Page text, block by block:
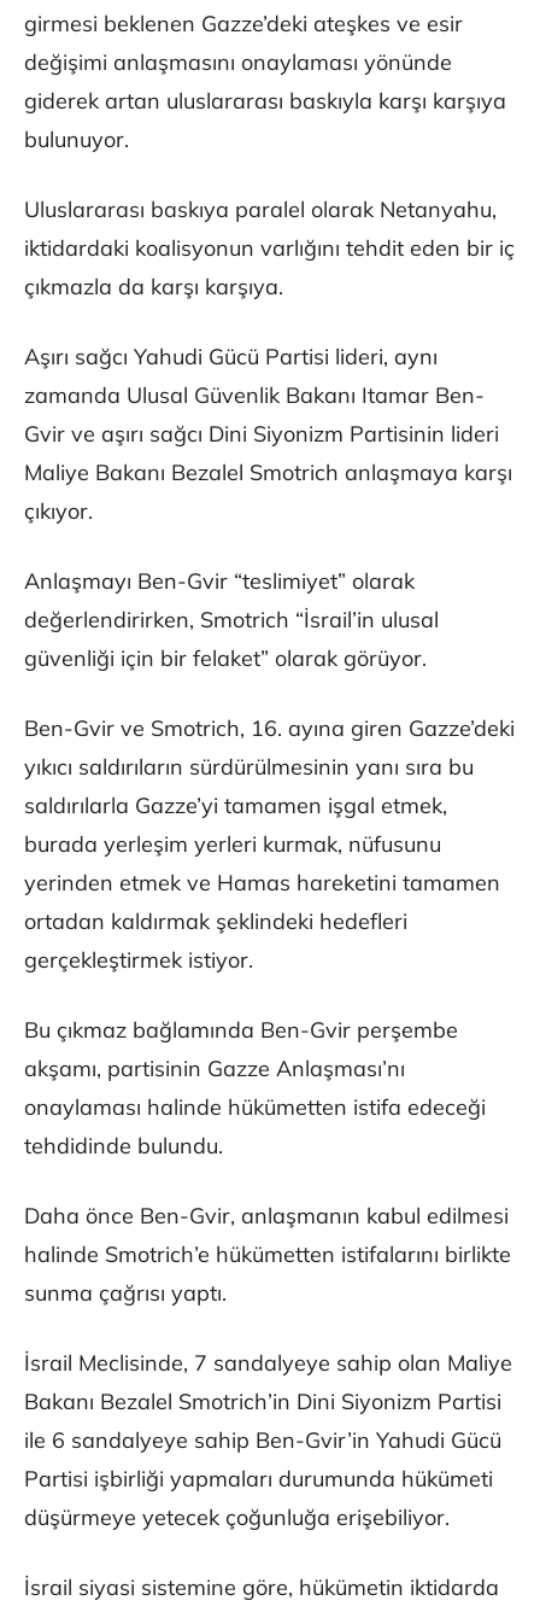
girmesi beklenen Gazze’deki ateşkes ve esir
değişimi anlaşmasını onaylaması yönünde
giderek artan uluslararası baskıyla karşı karşıya
bulunuyor.
Uluslararası baskıya paralel olarak Netanyahu,
iktidardaki koalisyonun varlığını tehdit eden bir iç
çıkmazla da karşı karşıya.
Aşırı sağcı Yahudi Gücü Partisi lideri, aynı
zamanda Ulusal Güvenlik Bakanı Itamar Ben-
Gvir ve aşırı sağcı Dini Siyonizm Partisinin lideri
Maliye Bakanı Bezalel Smotrich anlaşmaya karşı
çıkıyor.
Anlaşmayı Ben-Gvir “teslimiyet” olarak
değerlendirirken, Smotrich “İsrail’in ulusal
güvenliği için bir felaket” olarak görüyor.
Ben-Gvir ve Smotrich, 16. ayına giren Gazze’deki
yıkıcı saldırıların sürdürülmesinin yanı sıra bu
saldırılarla Gazze’yi tamamen işgal etmek,
burada yerleşim yerleri kurmak, nüfusunu
yerinden etmek ve Hamas hareketini tamamen
ortadan kaldırmak şeklindeki hedefleri
gerçekleştirmek istiyor.
Bu çıkmaz bağlamında Ben-Gvir perşembe
akşamı, partisinin Gazze Anlaşması’nı
onaylaması halinde hükümetten istifa edeceği
tehdidinde bulundu.
Daha önce Ben-Gvir, anlaşmanın kabul edilmesi
halinde Smotrich’e hükümetten istifalarını birlikte
sunma çağrısı yaptı.
İsrail Meclisinde, 7 sandalyeye sahip olan Maliye
Bakanı Bezalel Smotrich’in Dini Siyonizm Partisi
ile 6 sandalyeye sahip Ben-Gvir’in Yahudi Gücü
Partisi işbirliği yapmaları durumunda hükümeti
düşürmeye yetecek çoğunluğa erişebiliyor.
İsrail siyasi sistemine göre, hükümetin iktidarda